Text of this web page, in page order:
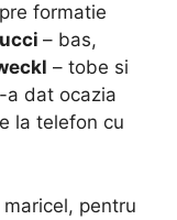
formatie
– bas,
– tobe si
a dat ocazia
la telefon cu
pentru